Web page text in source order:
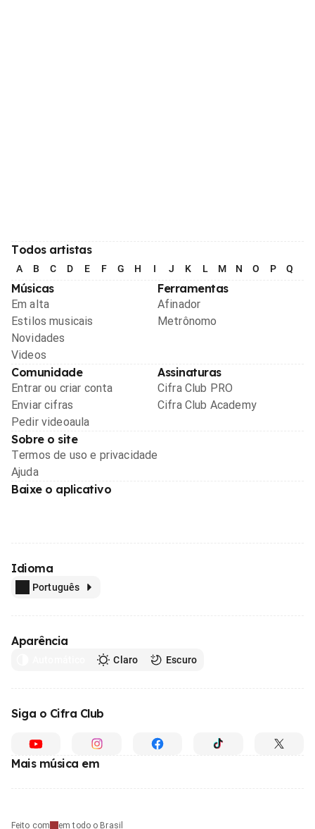
Todos artistas
A B C D E F G H I J K L M N O P Q
Músicas
Em alta
Estilos musicais
Novidades
Videos
Ferramentas
Afinador
Metrônomo
Comunidade
Entrar ou criar conta
Enviar cifras
Pedir videoaula
Assinaturas
Cifra Club PRO
Cifra Club Academy
Sobre o site
Termos de uso e privacidade
Ajuda
Baixe o aplicativo
Idioma
Português
Aparência
Claro Escuro
Siga o Cifra Club
Mais música em
Feito com em todo o Brasil